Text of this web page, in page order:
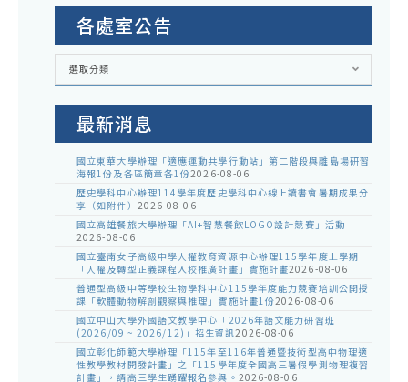
各處室公告
各
室
選取分類
最新消息
國立東華大學辦理「適應運動共學行動站」第二階段與離島場研習
海報1份及各區簡章各1份2026-08-06
歷史學科中心辦理114學年度歷史學科中心線上讀書會暑期成果分
享（如附件） 2026-08-06
國立高雄餐旅大學辦理「AI+智慧餐飲LOGO設計競賽」活動
2026-08-06
國立臺南女子高級中學人權教育資源中心辦理115學年度上學期
「人權及轉型正義課程入校推廣計畫」實施計畫2026-08-06
普通型高級中等學校生物學科中心115學年度能力競賽培訓公開授
課「軟體動物解剖觀察與推理」實施計畫1份2026-08-06
國立中山大學外國語文教學中心「2026年語文能力研習班
(2026/09 ~ 2026/12)」招生資訊2026-08-06
國立彰化師範大學辦理「115年至116年普通暨技術型高中物理適
性教學教材開發計畫」之「115學年度全國高三暑假學測物理複習
計畫」，請高三學生踴躍報名參與。 2026-08-06